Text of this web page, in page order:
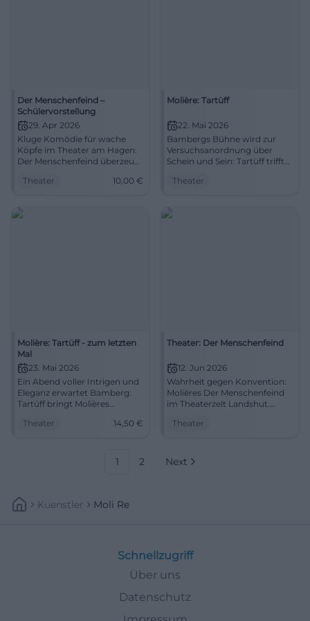
Willi Wang, Marek Egert
Der Menschenfeind –
Schülervorstellung
29. Apr 2026
Kluge Komödie für wache
Köpfe im Theater am Hagen:
Der Menschenfeind überzeugt
klarer Regie. 29.04.2026, 10:00
Erlebnis sichern.
#StraubingTheater
Theater 10,00 €
Molière: Tartüff
22. Mai 2026
Bambergs Bühne wird zur
Versuchsanordnung über
Schein und Sein: Tartüff trifft
19:30 Uhr. Jetzt erleben!
Theater
Molière: Tartüff - zum letzten
Mal
23. Mai 2026
Ein Abend voller Intrigen und
Eleganz erwartet Bamberg:
Tartüff bringt Molières
spannungsreicher Gegenwart
Theater 14,50 €
Theater: Der Menschenfeind
12. Jun 2026
Wahrheit gegen Konvention:
Molières Der Menschenfeind
im Theaterzelt Landshut.
Ensembleleistung. 12.06.2026,
#LandshutTheater
Theater
1 2 Next
Kuenstler Moli Re
Schnellzugriff
Über uns
Datenschutz